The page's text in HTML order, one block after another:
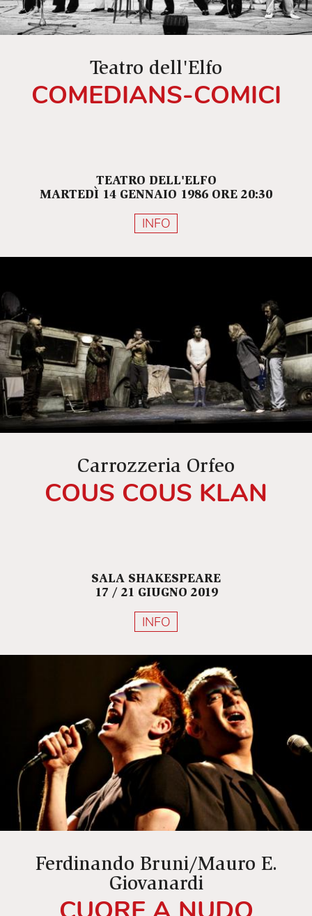
Teatro dell'Elfo
COMEDIANS-COMICI
TEATRO DELL'ELFO
MARTEDÌ 14 GENNAIO 1986 ORE 20:30
INFO
Carrozzeria Orfeo
COUS COUS KLAN
SALA SHAKESPEARE
17 / 21 GIUGNO 2019
INFO
Ferdinando Bruni/Mauro E.
Giovanardi